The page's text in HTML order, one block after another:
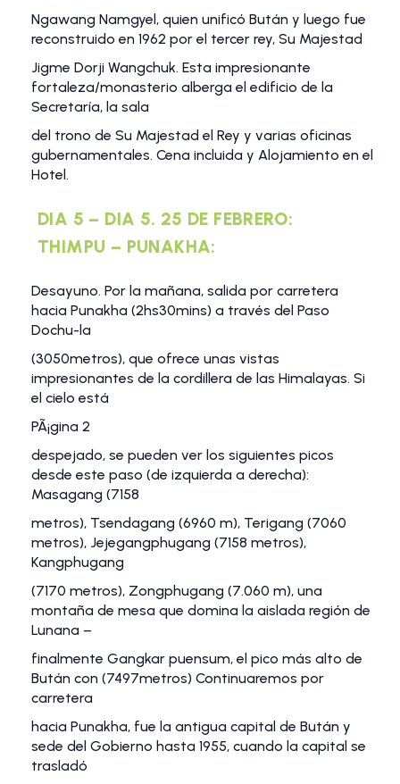
Ngawang Namgyel, quien unificó Bután y luego fue
reconstruido en 1962 por el tercer rey, Su Majestad
Jigme Dorji Wangchuk. Esta impresionante
fortaleza/monasterio alberga el edificio de la
Secretaría, la sala
del trono de Su Majestad el Rey y varias oficinas
gubernamentales. Cena incluida y Alojamiento en el
Hotel.
DIA 5 – DIA 5. 25 DE FEBRERO:
THIMPU – PUNAKHA:
Desayuno. Por la mañana, salida por carretera
hacia Punakha (2hs30mins) a través del Paso
Dochu-la
(3050metros), que ofrece unas vistas
impresionantes de la cordillera de las Himalayas. Si
el cielo está
PÃ¡gina 2
despejado, se pueden ver los siguientes picos
desde este paso (de izquierda a derecha):
Masagang (7158
metros), Tsendagang (6960 m), Terigang (7060
metros), Jejegangphugang (7158 metros),
Kangphugang
(7170 metros), Zongphugang (7.060 m), una
montaña de mesa que domina la aislada región de
Lunana –
finalmente Gangkar puensum, el pico más alto de
Bután con (7497metros) Continuaremos por
carretera
hacia Punakha, fue la antigua capital de Bután y
sede del Gobierno hasta 1955, cuando la capital se
trasladó